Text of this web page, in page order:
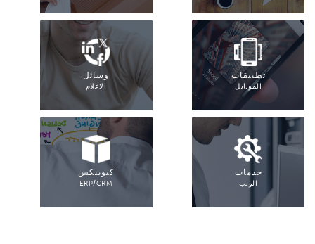
تطبيقات
الموبايل
وسائل
الاعلام
خدمات
الويب
كيوبيكس
ERP/CRM